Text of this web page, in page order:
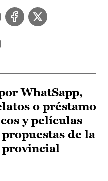
WhatSapp,
o préstamo
y películas
de la
provincial